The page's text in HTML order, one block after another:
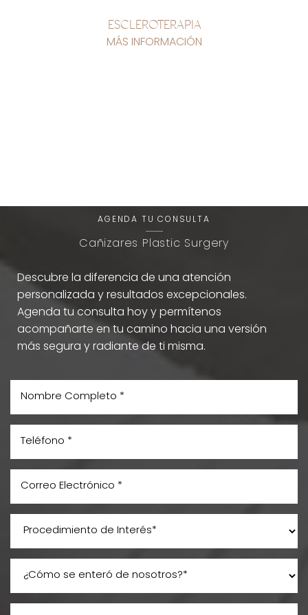
ESCLEROTERAPIA
MÁS INFORMACIÓN
AGENDA TU CONSULTA
Cañizares Plastic Surgery
Descubre la diferencia de una atención
personalizada y resultados excepcionales.
Agenda tu consulta hoy y permítenos
acompañarte en tu camino hacia una versión
más segura y radiante de ti misma.
↔
Aa
Dyslexia Friendly